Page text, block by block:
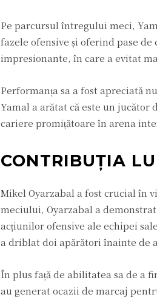
Pe parcursul întregului meci,
fazele ofensive și oferind pase
impresionante, în care a evitat
Performanța sa a fost apreciată
Yamal a arătat că este un
cariere promițătoare în arena
CONTRIBUȚIA
Mikel Oyarzabal a fost crucial în
meciului, Oyarzabal a
acțiunilor ofensive ale echipei
a driblat doi apărători înainte de
În plus față de abilitatea sa de a
au generat ocazii de marcaj